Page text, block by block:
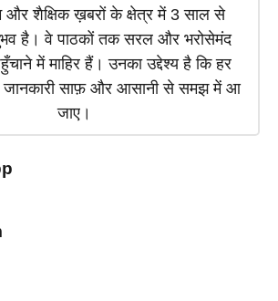
और शैक्षिक ख़बरों के क्षेत्र में 3 साल से
है। वे पाठकों तक सरल और भरोसेमंद
में माहिर हैं। उनका उद्देश्य है कि हर
जानकारी साफ़ और आसानी से समझ में आ
जाए।